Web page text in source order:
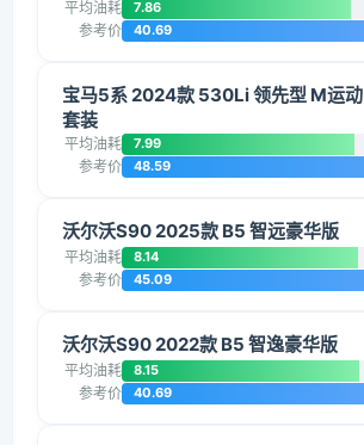
平均油耗 7.86
参考价 40.69
宝马5系 2024款 530Li 领先型 M运动
套装
平均油耗 7.99
参考价 48.59
沃尔沃S90 2025款 B5 智远豪华版
平均油耗 8.14
参考价 45.09
沃尔沃S90 2022款 B5 智逸豪华版
平均油耗 8.15
参考价 40.69